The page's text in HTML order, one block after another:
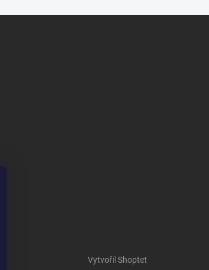
Vytvořil Shoptet